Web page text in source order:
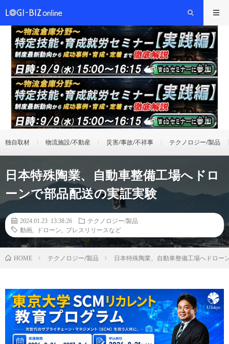
独自取材 物流施設/不動産 災害/事故/不祥事 テクノロジー/製品
日本特殊陶業、自動車整備工場へドロ
ーンで部品配送の実証実験
2024.01.23 13:38:26
テクノロジー/製品
動画
ドローン プレスリリースなど
HOME テクノロジー/製品 日本特殊陶業、自動車整備工場へドロー